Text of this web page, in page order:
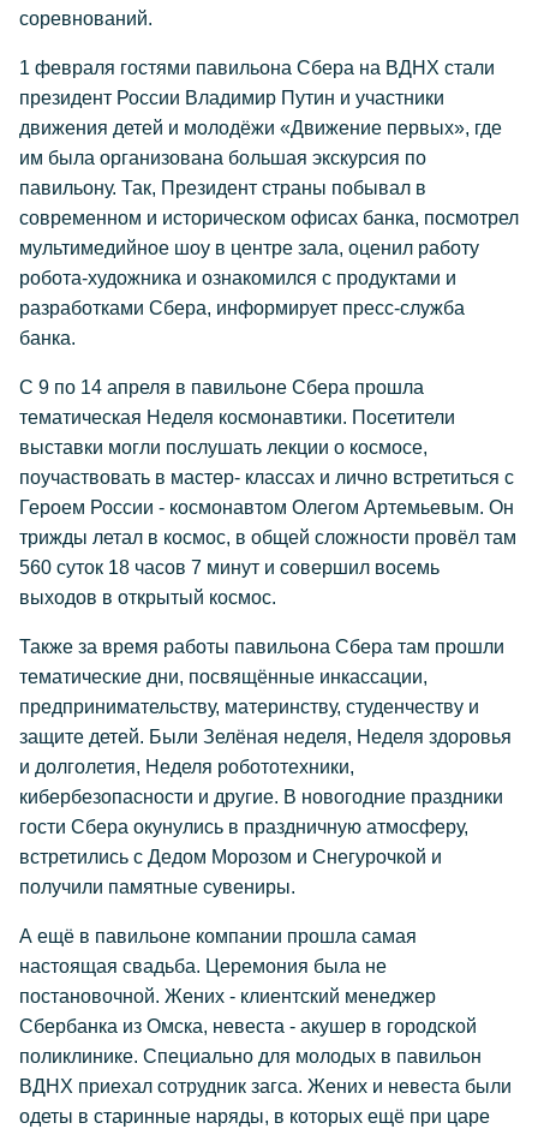
соревнований.
1 февраля гостями павильона Сбера на ВДНХ стали
президент России Владимир Путин и участники
движения детей и молодёжи «Движение первых», где
им была организована большая экскурсия по
павильону. Так, Президент страны побывал в
современном и историческом офисах банка, посмотрел
мультимедийное шоу в центре зала, оценил работу
робота-художника и ознакомился с продуктами и
разработками Сбера, информирует пресс-служба
банка.
С 9 по 14 апреля в павильоне Сбера прошла
тематическая Неделя космонавтики. Посетители
выставки могли послушать лекции о космосе,
поучаствовать в мастер- классах и лично встретиться с
Героем России - космонавтом Олегом Артемьевым. Он
трижды летал в космос, в общей сложности провёл там
560 суток 18 часов 7 минут и совершил восемь
выходов в открытый космос.
Также за время работы павильона Сбера там прошли
тематические дни, посвящённые инкассации,
предпринимательству, материнству, студенчеству и
защите детей. Были Зелёная неделя, Неделя здоровья
и долголетия, Неделя робототехники,
кибербезопасности и другие. В новогодние праздники
гости Сбера окунулись в праздничную атмосферу,
встретились с Дедом Морозом и Снегурочкой и
получили памятные сувениры.
А ещё в павильоне компании прошла самая
настоящая свадьба. Церемония была не
постановочной. Жених - клиентский менеджер
Сбербанка из Омска, невеста - акушер в городской
поликлинике. Специально для молодых в павильон
ВДНХ приехал сотрудник загса. Жених и невеста были
одеты в старинные наряды, в которых ещё при царе